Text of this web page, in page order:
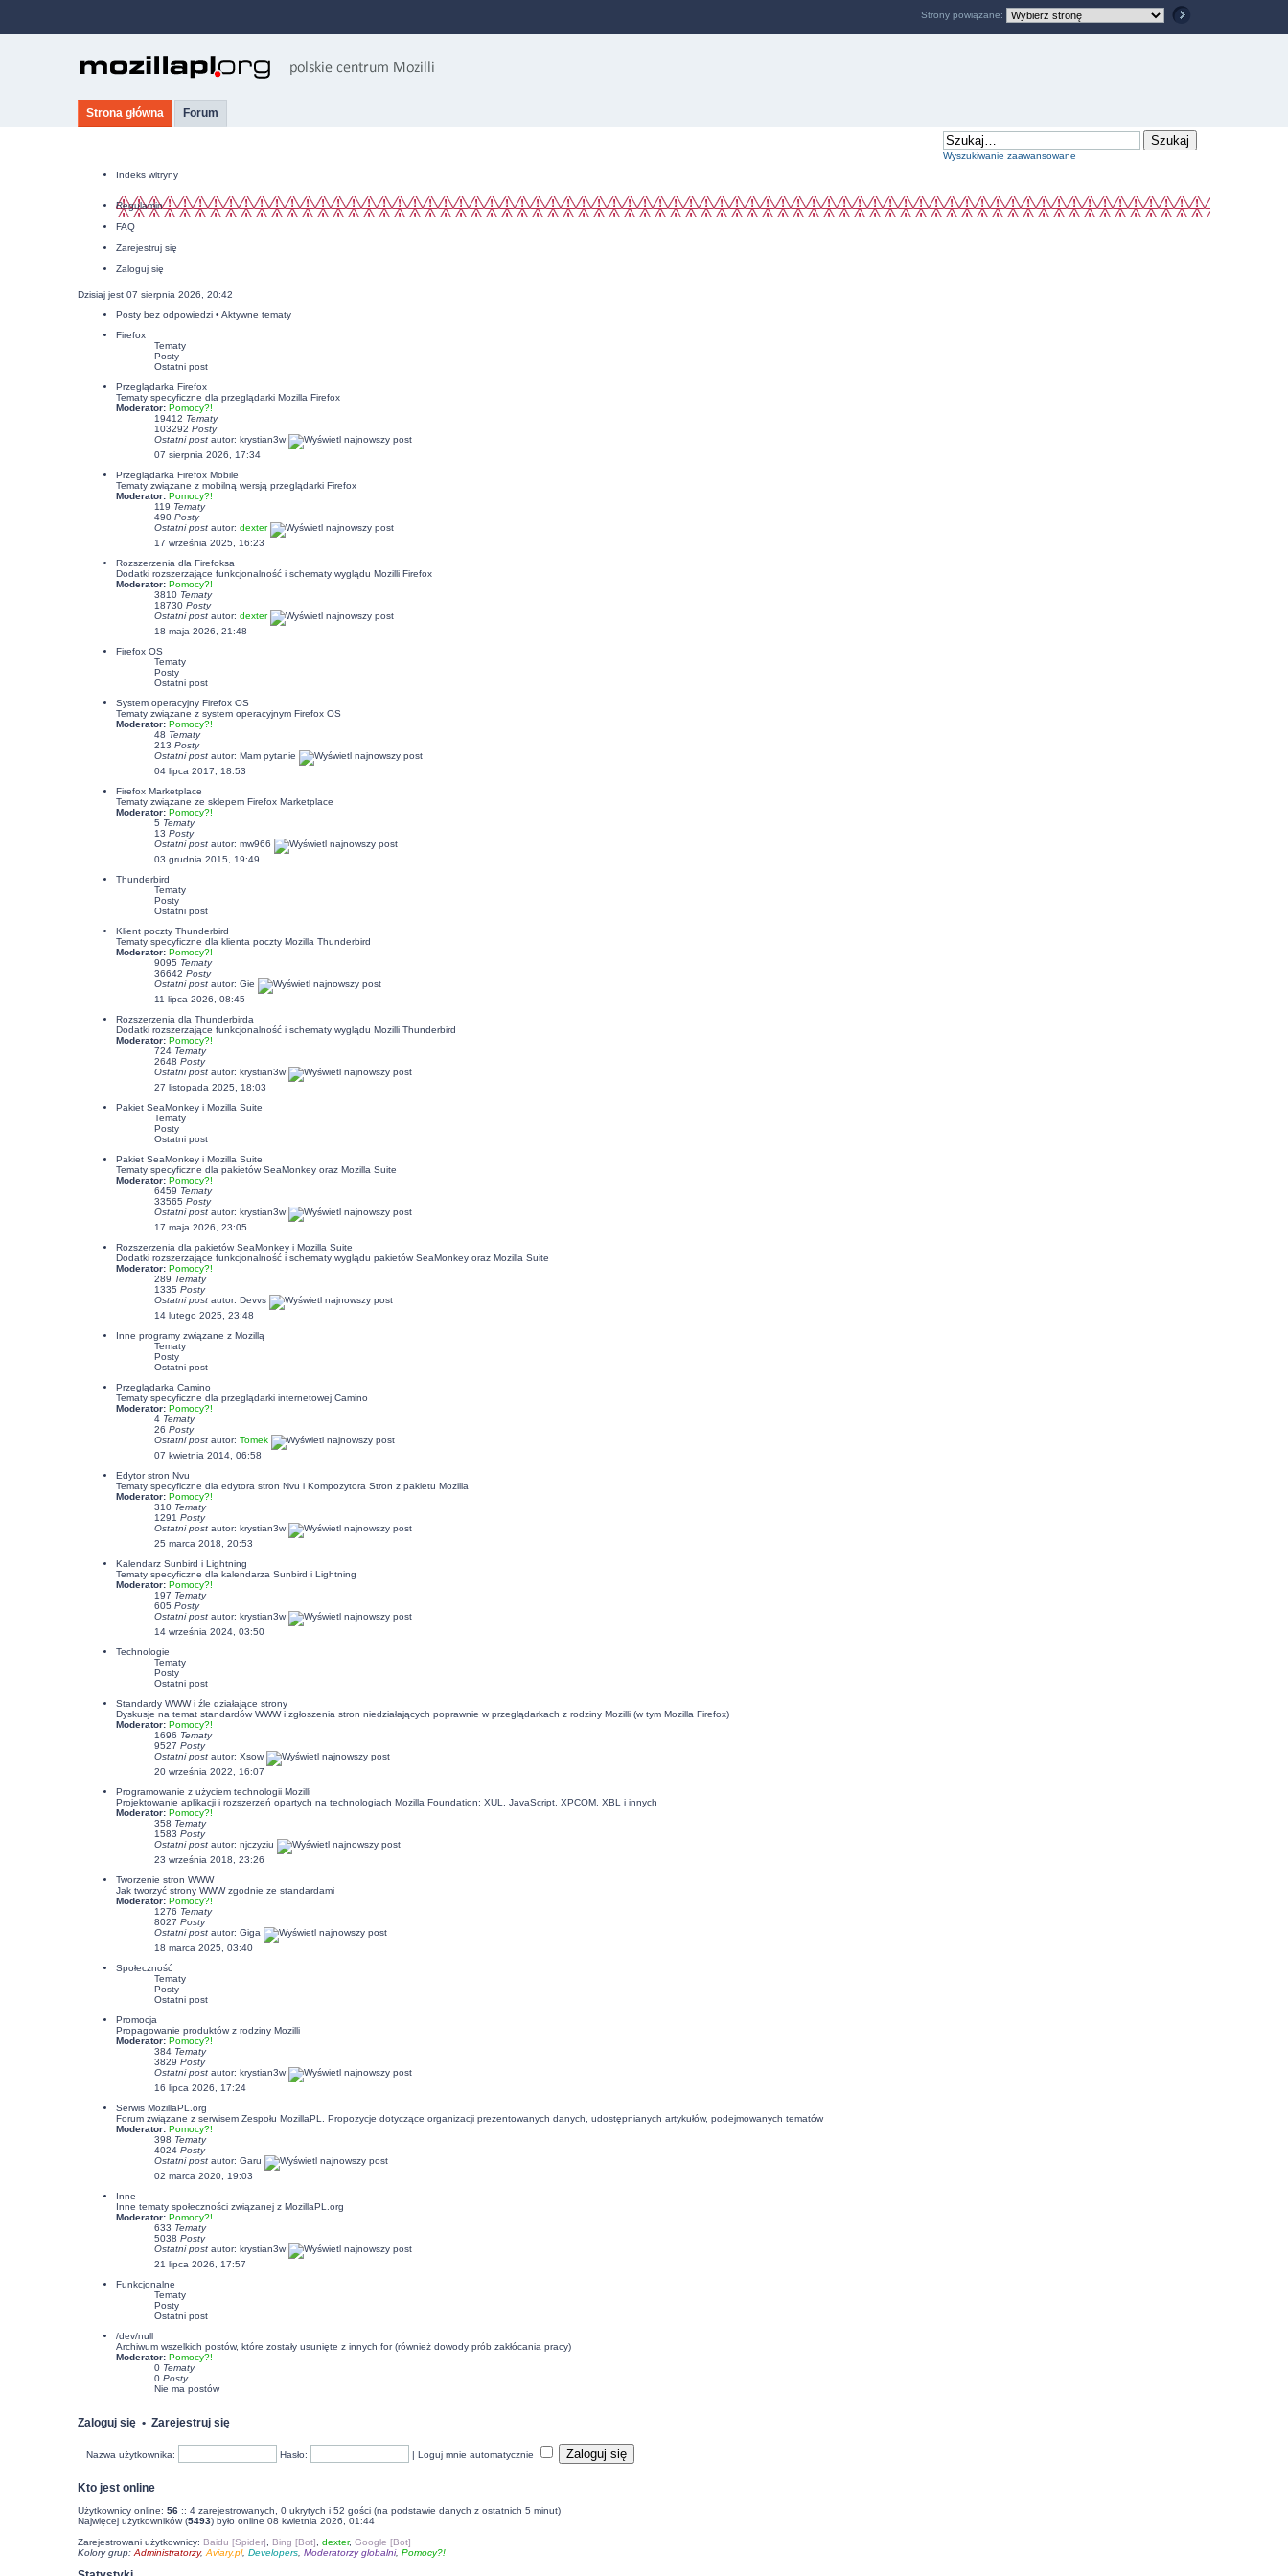
Strona główna Forum
Wyszukiwanie zaawansowane
Indeks witryny
Regulamin
FAQ
Zarejestruj się
Zaloguj się
Dzisiaj jest 07 sierpnia 2026, 20:42
Posty bez odpowiedzi• Aktywne tematy
Firefox
Tematy
Posty
Ostatni post
Przeglądarka Firefox
Tematy specyficzne dla przeglądarki Mozilla Firefox
Moderator: Pomocy?!
19412 Tematy
103292 Posty
Ostatni postautor: krystian3w
07 sierpnia 2026, 17:34
Przeglądarka Firefox Mobile
Tematy związane z mobilną wersją przeglądarki Firefox
Moderator: Pomocy?!
119 Tematy
490 Posty
Ostatni postautor: dexter
17 września 2025, 16:23
Rozszerzenia dla Firefoksa
Dodatki rozszerzające funkcjonalność i schematy wyglądu Mozilli Firefox
Moderator: Pomocy?!
3810 Tematy
18730 Posty
Ostatni postautor: dexter
18 maja 2026, 21:48
Firefox OS
Tematy
Posty
Ostatni post
System operacyjny Firefox OS
Tematy związane z system operacyjnym Firefox OS
Moderator: Pomocy?!
48 Tematy
213 Posty
Ostatni postautor: Mam pytanie
04 lipca 2017, 18:53
Firefox Marketplace
Tematy związane ze sklepem Firefox Marketplace
Moderator: Pomocy?!
5 Tematy
13 Posty
Ostatni postautor: mw966
03 grudnia 2015, 19:49
Thunderbird
Tematy
Posty
Ostatni post
Klient poczty Thunderbird
Tematy specyficzne dla klienta poczty Mozilla Thunderbird
Moderator: Pomocy?!
9095 Tematy
36642 Posty
Ostatni postautor: Gie
11 lipca 2026, 08:45
Rozszerzenia dla Thunderbirda
Dodatki rozszerzające funkcjonalność i schematy wyglądu Mozilli Thunderbird
Moderator: Pomocy?!
724 Tematy
2648 Posty
Ostatni postautor: krystian3w
27 listopada 2025, 18:03
Pakiet SeaMonkey i Mozilla Suite
Tematy
Posty
Ostatni post
Pakiet SeaMonkey i Mozilla Suite
Tematy specyficzne dla pakietów SeaMonkey oraz Mozilla Suite
Moderator: Pomocy?!
6459 Tematy
33565 Posty
Ostatni postautor: krystian3w
17 maja 2026, 23:05
Rozszerzenia dla pakietów SeaMonkey i Mozilla Suite
Dodatki rozszerzające funkcjonalność i schematy wyglądu pakietów SeaMonkey oraz Mozilla Suite
Moderator: Pomocy?!
289 Tematy
1335 Posty
Ostatni postautor: Devvs
14 lutego 2025, 23:48
Inne programy związane z Mozillą
Tematy
Posty
Ostatni post
Przeglądarka Camino
Tematy specyficzne dla przeglądarki internetowej Camino
Moderator: Pomocy?!
4 Tematy
26 Posty
Ostatni postautor: Tomek
07 kwietnia 2014, 06:58
Edytor stron Nvu
Tematy specyficzne dla edytora stron Nvu i Kompozytora Stron z pakietu Mozilla
Moderator: Pomocy?!
310 Tematy
1291 Posty
Ostatni postautor: krystian3w
25 marca 2018, 20:53
Kalendarz Sunbird i Lightning
Tematy specyficzne dla kalendarza Sunbird i Lightning
Moderator: Pomocy?!
197 Tematy
605 Posty
Ostatni postautor: krystian3w
14 września 2024, 03:50
Technologie
Tematy
Posty
Ostatni post
Standardy WWW i źle działające strony
Dyskusje na temat standardów WWW i zgłoszenia stron niedziałających poprawnie w przeglądarkach z rodziny Mozilli (w tym Mozilla Firefox)
Moderator: Pomocy?!
1696 Tematy
9527 Posty
Ostatni postautor: Xsow
20 września 2022, 16:07
Programowanie z użyciem technologii Mozilli
Projektowanie aplikacji i rozszerzeń opartych na technologiach Mozilla Foundation: XUL, JavaScript, XPCOM, XBL i innych
Moderator: Pomocy?!
358 Tematy
1583 Posty
Ostatni postautor: njczyziu
23 września 2018, 23:26
Tworzenie stron WWW
Jak tworzyć strony WWW zgodnie ze standardami
Moderator: Pomocy?!
1276 Tematy
8027 Posty
Ostatni postautor: Giga
18 marca 2025, 03:40
Społeczność
Tematy
Posty
Ostatni post
Promocja
Propagowanie produktów z rodziny Mozilli
Moderator: Pomocy?!
384 Tematy
3829 Posty
Ostatni postautor: krystian3w
16 lipca 2026, 17:24
Serwis MozillaPL.org
Forum związane z serwisem Zespołu MozillaPL. Propozycje dotyczące organizacji prezentowanych danych, udostępnianych artykułów, podejmowanych tematów
Moderator: Pomocy?!
398 Tematy
4024 Posty
Ostatni postautor: Garu
02 marca 2020, 19:03
Inne
Inne tematy społeczności związanej z MozillaPL.org
Moderator: Pomocy?!
633 Tematy
5038 Posty
Ostatni postautor: krystian3w
21 lipca 2026, 17:57
Funkcjonalne
Tematy
Posty
Ostatni post
/dev/null
Archiwum wszelkich postów, które zostały usunięte z innych for (również dowody prób zakłócania pracy)
Moderator: Pomocy?!
0 Tematy
0 Posty
Nie ma postów
Zaloguj się• Zarejestruj się
Nazwa użytkownika: Hasło: |Loguj mnie automatycznie
Kto jest online
Użytkownicy online: 56:: 4 zarejestrowanych, 0 ukrytych i 52 gości (na podstawie danych z ostatnich 5 minut)
Najwięcej użytkowników (5493) było online 08 kwietnia 2026, 01:44
Zarejestrowani użytkownicy: Baidu [Spider] Bing [Bot] dexter, Google [Bot]
Kolory grup: Administratorzy, Aviary.pl, Developers, Moderatorzy globalni, Pomocy?!
Strony powiązane: